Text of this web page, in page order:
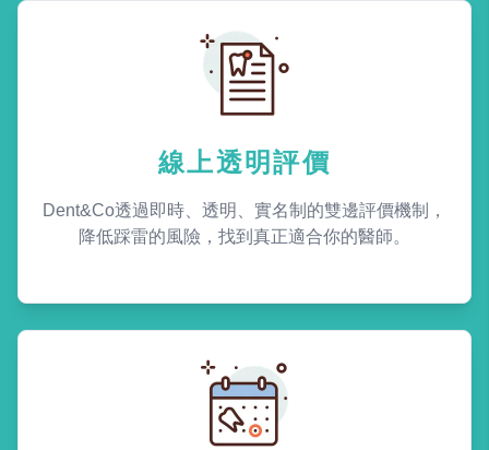
線上透明評價
Dent&Co透過即時、透明、實名制的雙邊評價機制，
降低踩雷的風險，找到真正適合你的醫師。